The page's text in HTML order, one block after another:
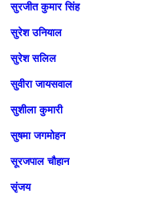
सुरजीत कुमार सिंह
सुरेश उनियाल
सुरेश सलिल
सुवीरा जायसवाल
सुशीला कुमारी
सुषमा जगमोहन
सूरजपाल चौहान
सृंजय